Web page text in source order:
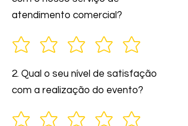
atendimento comercial?
2. Qual o seu nível de satisfação
com a realização do evento?